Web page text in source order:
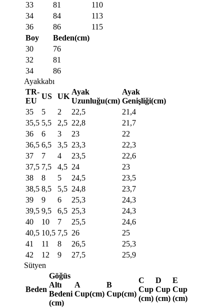
33
81
110
34
84
113
36
86
115
Boy
Beden(cm)
30
76
32
81
34
86
Ayakkabı
TR-
EU
US UK
Ayak
Uzunluğu(cm)
Ayak
Genişliği(cm)
35
5 2 22,5
21,4
35,5 5,5 2,5 22,8
21,7
36
6 3 23
22
36,5 6,5 3,5 23,3
22,3
37
7 4 23,5
22,6
37,5 7,5 4,5 24
23
38
8 5 24,5
23,5
38,5 8,5 5,5 24,8
23,7
39
9 6 25,3
24,3
39,5 9,5 6,5 25,3
24,3
40
10 7 25,5
24,6
40,5 10,5 7,5 26
25
41
11 8 26,5
25,3
42
12 9 27,5
25,9
Sütyen
Beden
Göğüs
Altı
Bedeni
(cm)
A
Cup(cm)
B
Cup(cm)
C
Cup
(cm)
D
Cup
(cm)
E
Cup
(cm)